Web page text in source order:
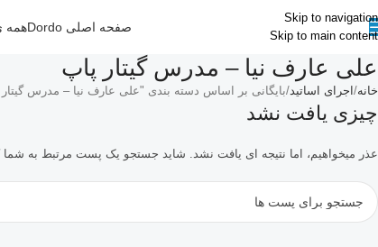
Skip to navigation
Skip to main content
صفحه اصلی Dordo همه
علی عارف نیا – مدرس گیتار پاپ
خانه اجرای اساتید بایگانی بر اساس دسته بندی "علی عارف نیا – مدرس
چیزی یافت نشد
عذر میخواهیم، اما نتیجه ای یافت نشد. شاید جستجو یک پست مرتبط به شما